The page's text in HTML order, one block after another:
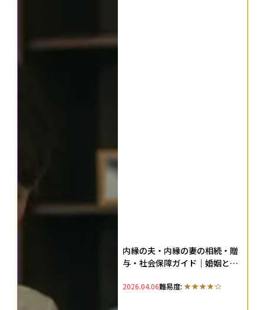
内縁の夫・内縁の妻の相続・贈
与・社会保障ガイド｜婚姻との
2026.04.06難易度: